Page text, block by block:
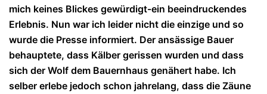
mich keines Blickes gewürdigt-ein beeindruckendes
Erlebnis. Nun war ich leider nicht die einzige und so
wurde die Presse informiert. Der ansässige Bauer
behauptete, dass Kälber gerissen wurden und dass
sich der Wolf dem Bauernhaus genähert habe. Ich
selber erlebe jedoch schon jahrelang, dass die Zäune